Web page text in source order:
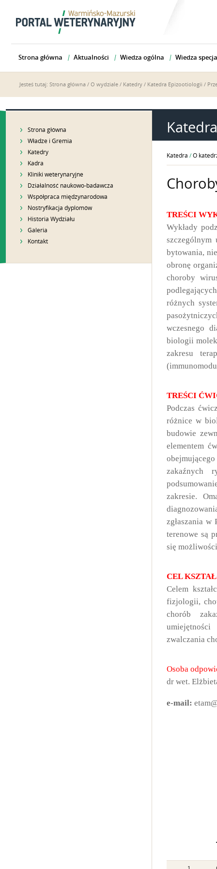
Strona główna Aktualności Wiedza ogólna Wiedza
Jesteś tutaj: Strona główna / O wydziale / Katedry / Katedra Epizootiologii /
Strona główna
Władze i Gremia
Katedry
Kadra
Kliniki weterynaryjne
Działalność naukowo-badawcza
Współpraca międzynarodowa
Nostryfikacja dyplomów
Historia Wydziału
Galeria
Kontakt
Katedra / O
TREŚCI
Wykłady
bytowania,
obronę
choroby
różnych
wczesnego
biologii
zakresu
TREŚCI
Podczas
różnice w
budowie
elementem
zakaźnych
zakresie.
zgłaszania
terenowe są
się
CEL
Celem
fizjologii,
chorób
zwalczania
Osoba
dr wet.
e-mail: